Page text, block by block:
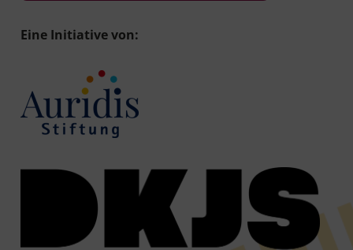
Eine Initiative von: